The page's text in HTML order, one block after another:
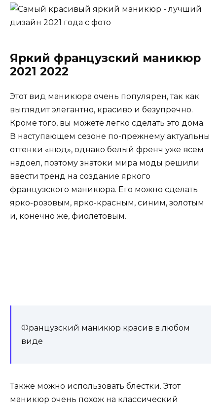
Яркий французский маникюр
2021 2022
Этот вид маникюра очень популярен, так как
выглядит элегантно, красиво и безупречно.
Кроме того, вы можете легко сделать это дома.
В наступающем сезоне по-прежнему актуальны
оттенки «нюд», однако белый френч уже всем
надоел, поэтому знатоки мира моды решили
ввести тренд на создание яркого
французского маникюра. Его можно сделать
ярко-розовым, ярко-красным, синим, золотым
и, конечно же, фиолетовым.
Французский маникюр красив в любом
виде
Также можно использовать блестки. Этот
маникюр очень похож на классический